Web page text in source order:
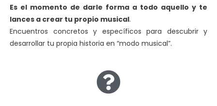
Es el momento de darle forma a todo aquello y te
lances a crear tu propio musical.
Encuentros concretos y específicos para descubrir y
desarrollar tu propia historia en “modo musical”.